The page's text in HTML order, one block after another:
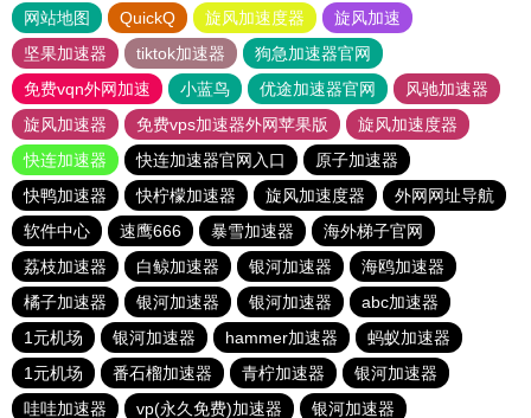
网站地图 QuickQ 旋风加速度器
旋风加速
坚果加速器
tiktok加速器
狗急加速器官网
免费vqn外网加速
小蓝鸟 优途加速器官网
风驰加速器
旋风加速器
免费vps加速器外网苹果版
旋风加速度器
快连加速器
快连加速器官网入口
原子加速器
快鸭加速器
快柠檬加速器 旋风加速度器
外网网址导航
软件中心
速鹰666 暴雪加速器
海外梯子官网
荔枝加速器
白鲸加速器 银河加速器
海鸥加速器
橘子加速器
银河加速器 银河加速器
abc加速器
1元机场
银河加速器 hammer加速器
蚂蚁加速器
1元机场
番石榴加速器 青柠加速器
银河加速器
哇哇加速器
vp(永久免费)加速器 银河加速器